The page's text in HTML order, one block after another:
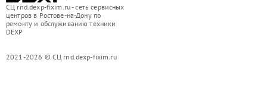
СЦ rnd.dexp-fixim.ru - сеть сервисных
центров в Ростове-на-Дону по
ремонту и обслуживанию техники
DEXP
2021-2026 © СЦ rnd.dexp-fixim.ru